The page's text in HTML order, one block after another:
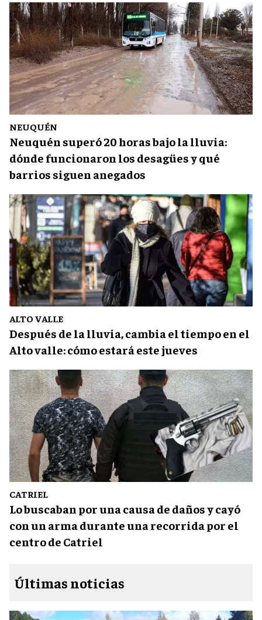
NEUQUÉN
Neuquén superó 20 horas bajo la lluvia:
dónde funcionaron los desagües y qué
barrios siguen anegados
ALTO VALLE
Después de la lluvia, cambia el tiempo en el
Alto valle: cómo estará este jueves
CATRIEL
Lo buscaban por una causa de daños y cayó
con un arma durante una recorrida por el
centro de Catriel
Últimas noticias